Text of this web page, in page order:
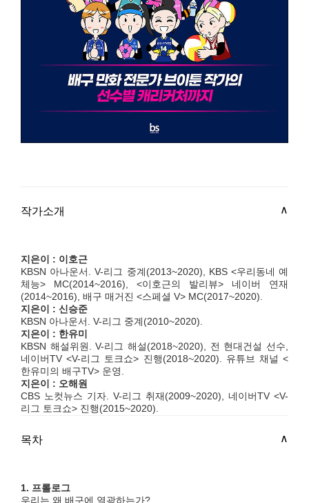
작가소개
지은이 : 이호근
KBSN 아나운서. V-리그 중계(2013~2020), KBS <우리동네 예
체능> MC(2014~2016), <이호근의 발리뷰> 네이버 연재
(2014~2016), 배구 매거진 <스페셜 V> MC(2017~2020).
지은이 : 신승준
KBSN 아나운서. V-리그 중계(2010~2020).
지은이 : 한유미
KBSN 해설위원. V-리그 해설(2018~2020), 전 현대건설 선수,
네이버TV <V-리그 토크쇼> 진행(2018~2020). 유튜브 채널 <
한유미의 배구TV> 운영.
지은이 : 오해원
CBS 노컷뉴스 기자. V-리그 취재(2009~2020), 네이버TV <V-
리그 토크쇼> 진행(2015~2020).
목차
1. 프롤로그
우리는 왜 배구에 열광하는가?